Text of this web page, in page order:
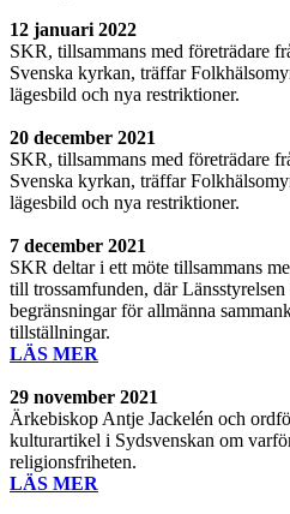
12 januari 2022
SKR, tillsammans med företrädare
Svenska kyrkan, träffar
lägesbild och nya restriktioner.
20 december 2021
SKR, tillsammans med företrädare
Svenska kyrkan, träffar
lägesbild och nya restriktioner.
7 december 2021
SKR deltar i ett möte tillsammans
till trossamfunden, där
begränsningar för allmänna
tillställningar.
LÄS MER
29 november 2021
Ärkebiskop Antje Jackelén och
kulturartikel i Sydsvenskan om
religionsfriheten.
LÄS MER